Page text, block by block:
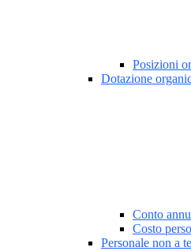
Posizioni
Dotazione
Conto
Costo
Personale non a